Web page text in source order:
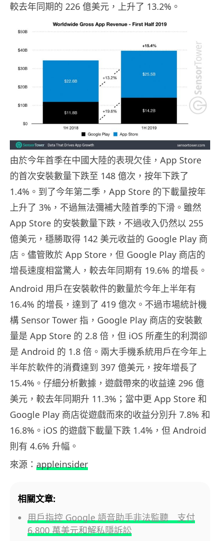
較去年同期的 226 億美元，上升了 13.2%。
由於今年首季在中國大陸的表現欠佳，App Store
的首次安裝數量下跌至 148 億次，按年下跌了
1.4%。到了今年第二季，App Store 的下載量按年
上升了 3%，不過無法彌補大陸首季的下滑。雖然
App Store 的安裝數量下跌，不過收入仍然以 255
億美元，穩勝取得 142 美元收益的 Google Play 商
店。儘管敗於 App Store，但 Google Play 商店的
增長速度相當驚人，較去年同期有 19.6% 的增長。
Android 用戶在安裝軟件的數量於今年上半年有
16.4% 的增長，達到了 419 億次。不過市場統計機
構 Sensor Tower 指，Google Play 商店的安裝數
量是 App Store 的 2.8 倍，但 iOS 所產生的利潤卻
是 Android 的 1.8 倍。兩大手機系統用戶在今年上
半年於軟件的消費達到 397 億美元，按年增長了
15.4%。仔細分析數據，遊戲帶來的收益達 296 億
美元，較去年同期升 11.3%；當中更 App Store 和
Google Play 商店從遊戲而來的收益分別升 7.8% 和
16.8%。iOS 的遊戲下載量下跌 1.4%，但 Android
則有 4.6% 升幅。
來源： appleinsider
相關文章:
用戶指控 Google 語音助手非法監聽 支付
6,800 萬美元和解私隱訴訟